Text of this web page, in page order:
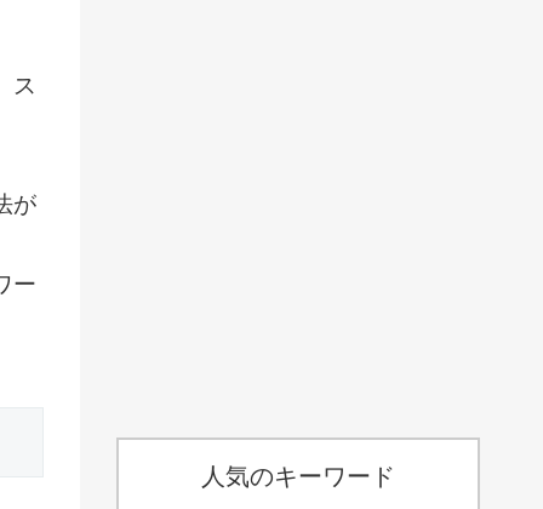
ス
が
ー
人気のキーワード